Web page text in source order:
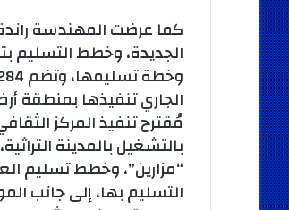
كما عرضت المهندسة
الجديدة، وخطط التسليم
مُقترح تنفيذ المركز
بالتشغيل بالمدينة
“مزارين”، وخطط تسليم
التسليم بها، إلى جانب